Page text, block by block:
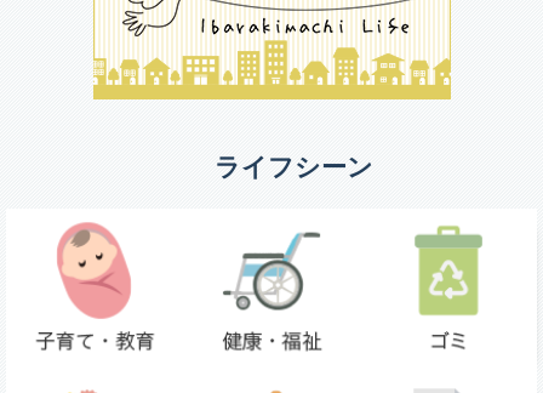
ライフシーン